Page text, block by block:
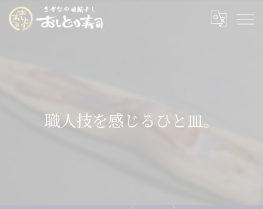
職人技を感じるひと皿。